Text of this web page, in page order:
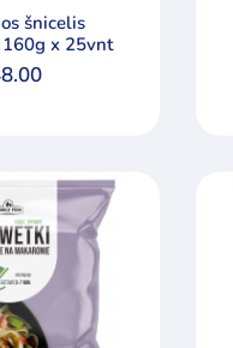
šnicelis
x 25vnt